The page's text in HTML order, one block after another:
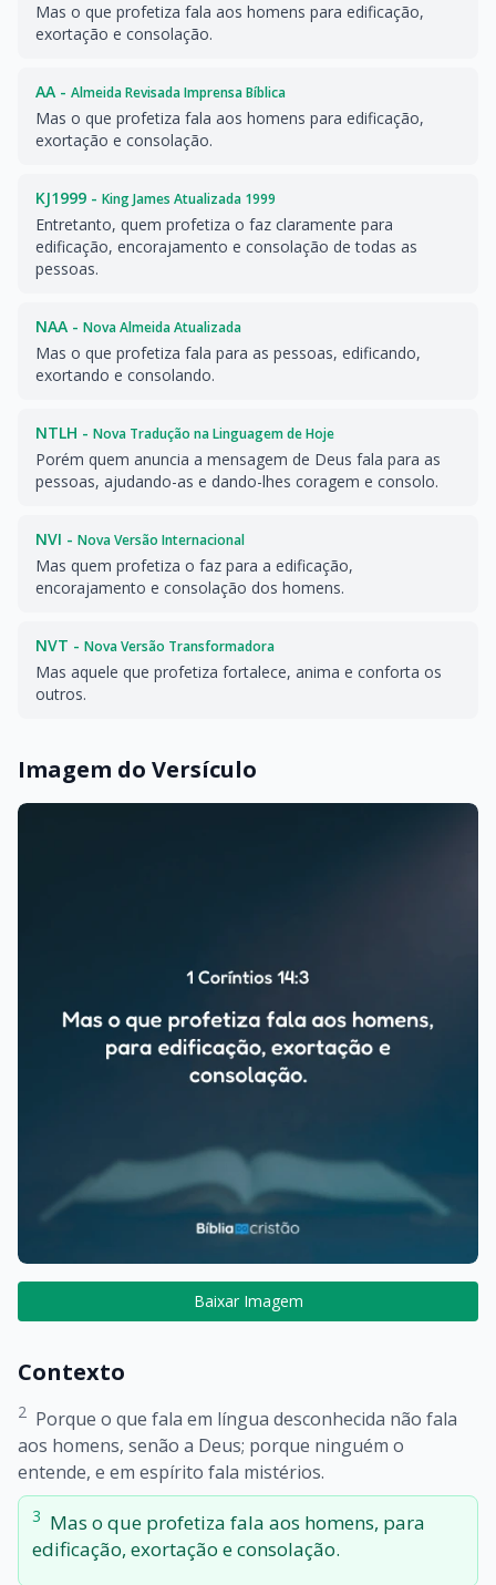
Mas o que profetiza fala aos homens para edificação,
exortação e consolação.
AA - Almeida Revisada Imprensa Bíblica
Mas o que profetiza fala aos homens para edificação,
exortação e consolação.
KJ1999 - King James Atualizada 1999
Entretanto, quem profetiza o faz claramente para
edificação, encorajamento e consolação de todas as
pessoas.
NAA - Nova Almeida Atualizada
Mas o que profetiza fala para as pessoas, edificando,
exortando e consolando.
NTLH - Nova Tradução na Linguagem de Hoje
Porém quem anuncia a mensagem de Deus fala para as
pessoas, ajudando-as e dando-lhes coragem e consolo.
NVI - Nova Versão Internacional
Mas quem profetiza o faz para a edificação,
encorajamento e consolação dos homens.
NVT - Nova Versão Transformadora
Mas aquele que profetiza fortalece, anima e conforta os
outros.
Imagem do Versículo
Baixar Imagem
Contexto
2 Porque o que fala em língua desconhecida não fala
aos homens, senão a Deus; porque ninguém o
entende, e em espírito fala mistérios.
3 Mas o que profetiza fala aos homens, para
edificação, exortação e consolação.